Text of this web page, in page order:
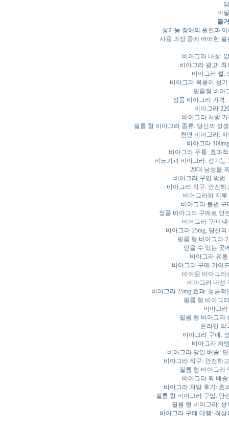
비
즐
성기능 장애의 원인과
사용 과정 중에 어떠한
비아그라 내성:
비아그라 광고:
비아그라 썰:
비아그라 복용이 성
필름형 비아
정품 비아그라 가격:
비아그라
비아그라 처방
필름 형 비아그라 종류: 당신의 성
천연 비아그라:
비아그라
비아그라 두통: 효과
비뇨기과 비아그라: 성기
20대 남성을
비아그라 구입 방법
비아그라 직구: 안전
비아그라와 지
비아그라 불법
정품 비아그라 구매로 안
비아그라 구매
비아그라 25mg, 당신
필름 형 비아그라
믿을 수 있는 곳
비아그라 유
비아그라 구매 가이
비아원 비아그라
비아그라 내성
비아그라 25mg 효과: 성공
필름 형 비아그
비아그
필름 형 비아그라
온라인 약
비아그라 구매:
비아그라 처
비아그라 당일 배송:
비아그라 직구: 안전하
필름 형 비아그라
비아그라 퀵 배
비아그라 처방 후기: 효
필름 형 비아그라 구입: 안
필름 형 비아그라:
비아그라 구매 대행: 최